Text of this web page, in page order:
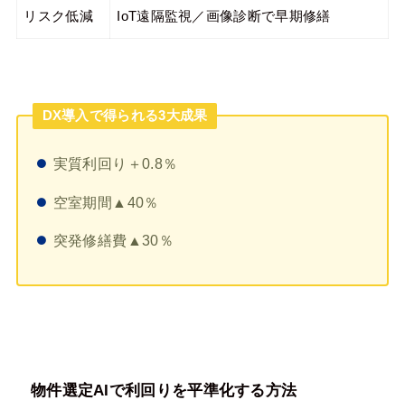
リスク低減 IoT遠隔監視／画像診断で早期修繕
DX導入で得られる3大成果
実質利回り＋0.8％
空室期間▲40％
突発修繕費▲30％
物件選定AIで利回りを平準化する方法